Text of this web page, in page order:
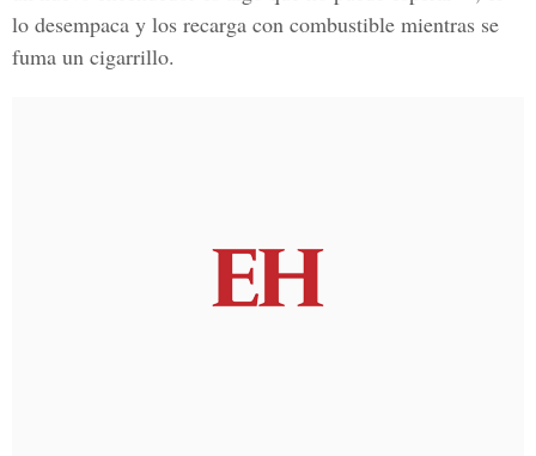
lo desempaca y los recarga con combustible mientras se
fuma un cigarrillo.